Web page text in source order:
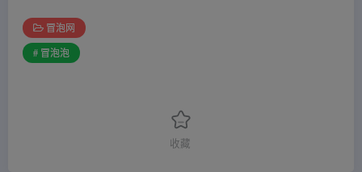
冒泡网
# 冒泡泡
收藏